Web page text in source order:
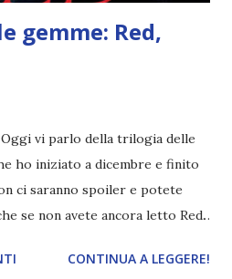
gemme: Red,
vi parlo della trilogia delle
ho iniziato a dicembre e finito
ci saranno spoiler e potete
se non avete ancora letto Red.
molto piacevoli ma non
CONTINUA A LEGGERE!